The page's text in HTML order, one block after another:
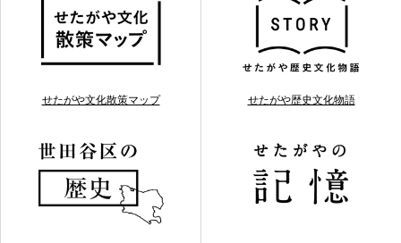
せたがや文化散策マップ せたがや歴史文化物語